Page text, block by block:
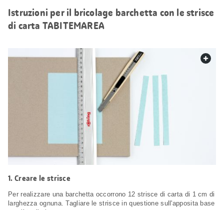
Istruzioni per il bricolage barchetta con le strisce
di carta TABITEMAREA
Creare le strisce
Per realizzare una barchetta occorrono 12 strisce di carta di 1 cm di
larghezza ognuna. Tagliare le strisce in questione sull'apposita base